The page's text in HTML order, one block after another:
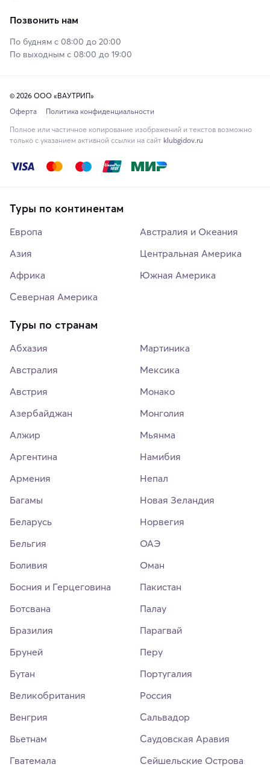
Позвонить нам
По будням с 08:00 до 20:00
По выходным с 08:00 до 19:00
© 2026 ООО «ВАУТРИП»
Оферта
Политика конфиденциальности
Полное или частичное копирование изображений и текстов возможно
только с указанием активной ссылки на сайт klubgidov.ru
Туры по континентам
Европа
Азия
Африка
Северная Америка
Австралия и Океания
Центральная Америка
Южная Америка
Туры по странам
Абхазия
Австралия
Австрия
Азербайджан
Алжир
Аргентина
Армения
Багамы
Беларусь
Бельгия
Боливия
Босния и Герцеговина
Ботсвана
Бразилия
Бруней
Бутан
Великобритания
Венгрия
Вьетнам
Гватемала
Мартиника
Мексика
Монако
Монголия
Мьянма
Намибия
Непал
Новая Зеландия
Норвегия
ОАЭ
Оман
Пакистан
Палау
Парагвай
Перу
Португалия
Россия
Сальвадор
Саудовская Аравия
Сейшельские Острова